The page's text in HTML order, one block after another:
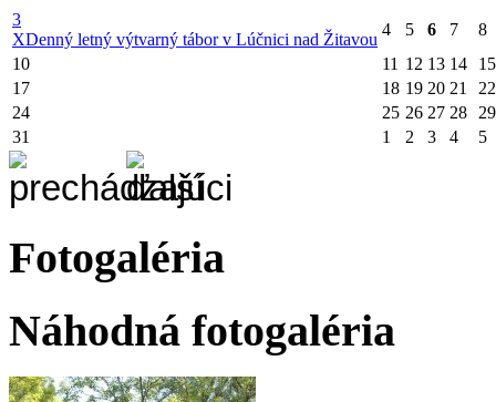
3
XDenný letný výtvarný tábor v Lúčnici nad Žitavou
4 5 6 7
8
10
11 12 13 14
15
17
18 19 20 21
22
24
25 26 27 28
29
31
1 2 3 4 5
Fotogaléria
Náhodná fotogaléria